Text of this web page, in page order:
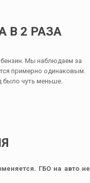
В 2 РАЗА
Мы наблюдаем за
примерно одинаковым.
было чуть меньше.
ГБО на авто не